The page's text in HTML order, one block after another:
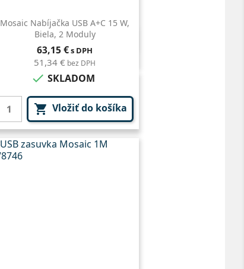
Mosaic Nabíjačka USB A+C 15 W,
Biela, 2 Moduly
Cena
63,15 €s DPH
51,34 € bez DPH
 SKLADOM
 Vložiť do košíka
Rýchly náhľad